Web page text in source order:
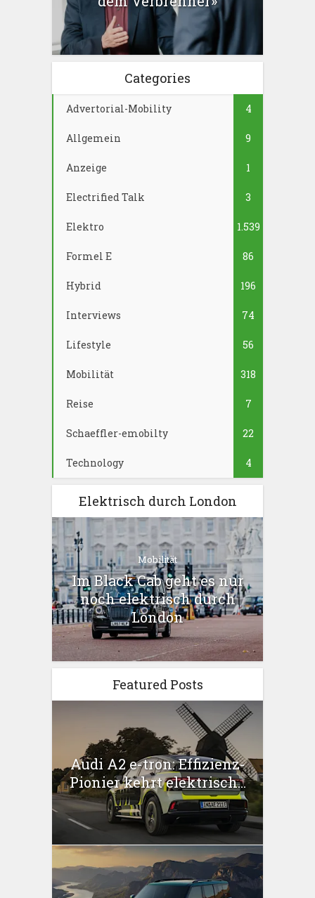
Categories
Advertorial-Mobility 4
Allgemein 9
Anzeige 1
Electrified Talk 3
Elektro 1.539
Formel E 86
Hybrid 196
Interviews 74
Lifestyle 56
Mobilität 318
Reise 7
Schaeffler-emobilty 22
Technology 4
Elektrisch durch London
Mobilität
Im Black Cab geht es nur
noch elektrisch durch
London
Featured Posts
Audi A2 e-tron: Effizienz-
Pionier kehrt elektrisch...